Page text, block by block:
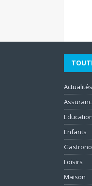
Actualités
Education
Enfants
Loisirs
Maison